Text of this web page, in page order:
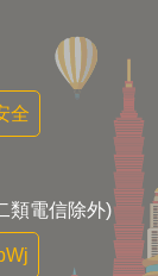
全
類電信除外)